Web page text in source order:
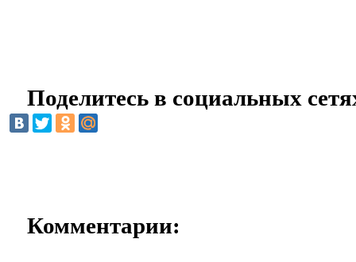
Поделитесь в социальных
Комментарии: